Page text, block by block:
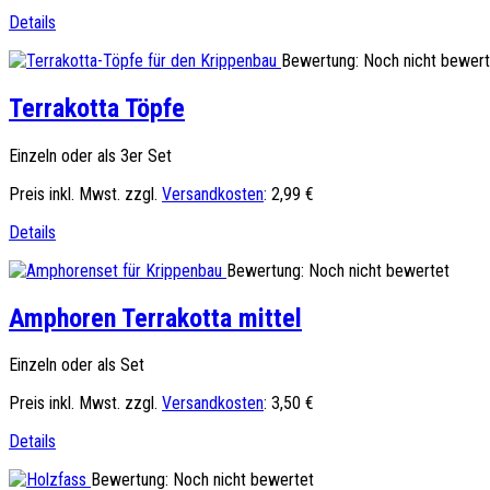
Details
Bewertung: Noch nicht
Terrakotta Töpfe
Einzeln oder als 3er Set
Preis inkl. Mwst. zzgl. Versandkosten: 2,99 €
Details
Bewertung: Noch nicht bewertet
Amphoren Terrakotta mittel
Einzeln oder als Set
Preis inkl. Mwst. zzgl. Versandkosten: 3,50 €
Details
Bewertung: Noch nicht bewertet